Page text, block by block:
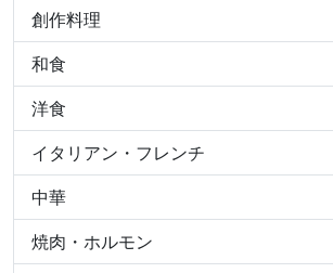
創作料理
和食
洋食
イタリアン・フレンチ
中華
焼肉・ホルモン